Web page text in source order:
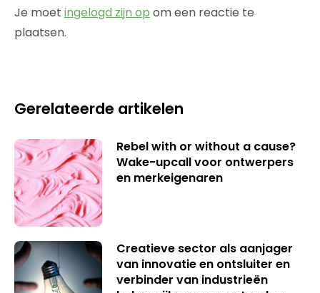
Je moet ingelogd zijn op om een reactie te
plaatsen.
Gerelateerde artikelen
Rebel with or without a cause?
Wake-upcall voor ontwerpers
en merkeigenaren
Creatieve sector als aanjager
van innovatie en ontsluiter en
verbinder van industrieën